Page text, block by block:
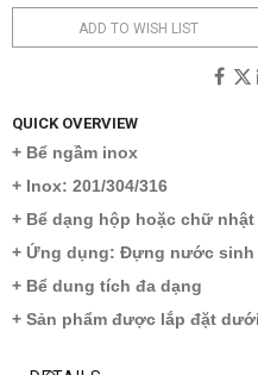
ADD TO WISH LIST
QUICK OVERVIEW
+ Bể ngầm inox
+ Inox: 201/304/316
+ Bể dạng hộp hoặc chữ nhật
+ Ứng dụng: Đựng nước sinh
+ Bể dung tích đa dạng
+ Sản phẩm được lắp đặt